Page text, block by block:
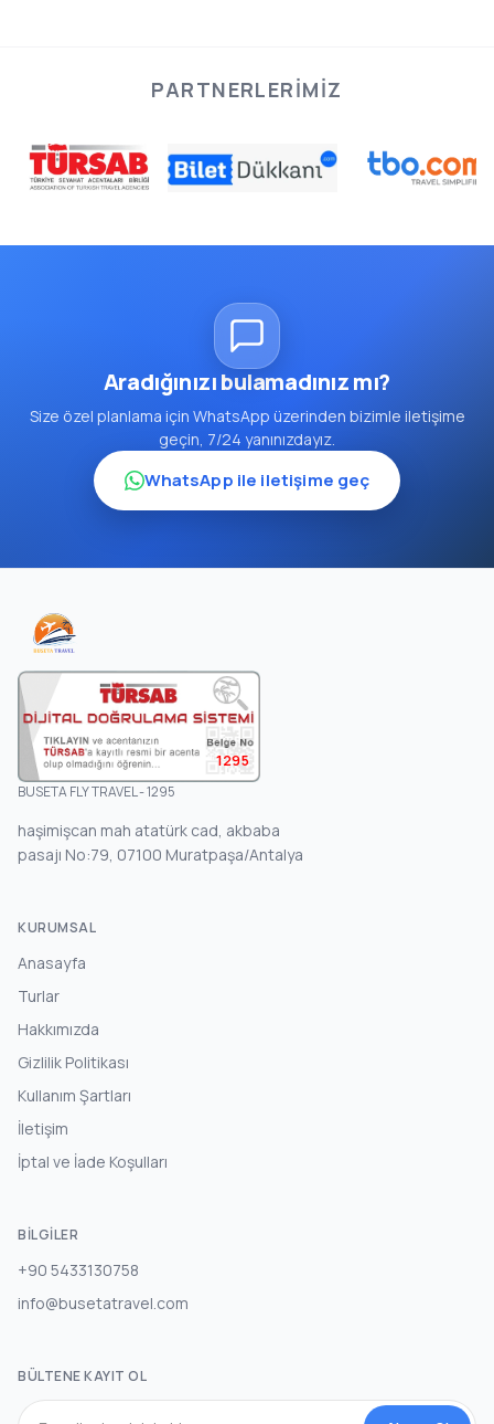
PARTNERLERIMIZ
Aradığınızı bulamadınız mı?
Size özel planlama için WhatsApp üzerinden bizimle iletişime
geçin, 7/24 yanınızdayız.
WhatsApp ile iletişime geç
1295
BUSETA FLY TRAVEL - 1295
haşimişcan mah atatürk cad, akbaba
pasajı No:79, 07100 Muratpaşa/Antalya
KURUMSAL
Anasayfa
Turlar
Hakkımızda
Gizlilik Politikası
Kullanım Şartları
İletişim
İptal ve İade Koşulları
BILGILER
+90 5433130758
info@busetatravel.com
BÜLTENE KAYIT OL